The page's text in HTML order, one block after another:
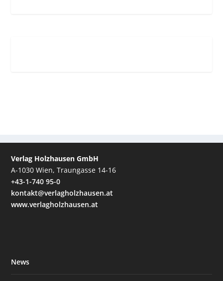
Verlag Holzhausen GmbH
A-1030 Wien, Traungasse 14-16
+43-1-740 95-0
kontakt@verlagholzhausen.at
www.verlagholzhausen.at
News